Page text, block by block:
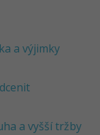
a výjimky
a vyšší tržby